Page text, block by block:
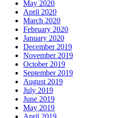
May 2020
April 2020
March 2020
February 2020
January 2020
December 2019
November 2019
October 2019
September 2019
August 2019
July 2019
June 2019
May 2019